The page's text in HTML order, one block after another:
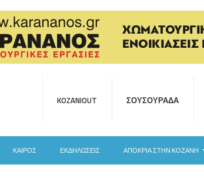
KOZANIOUT ΣΟΥΣΟΥΡΆΔΑ
ΚΑΙΡΌΣ ΕΚΔΗΛΏΣΕΙΣ ΑΠΟΚΡΙΆ ΣΤΗΝ ΚΟΖΆΝΗ